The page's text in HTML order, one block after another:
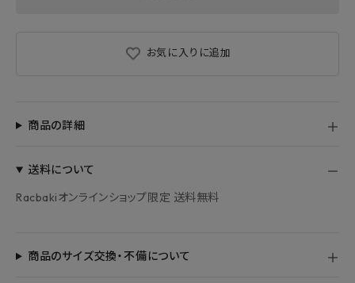
お気に入りに追加
商品の詳細
送料について
Racbakiオンラインショップ限定 送料無料
商品のサイズ交換・不備について